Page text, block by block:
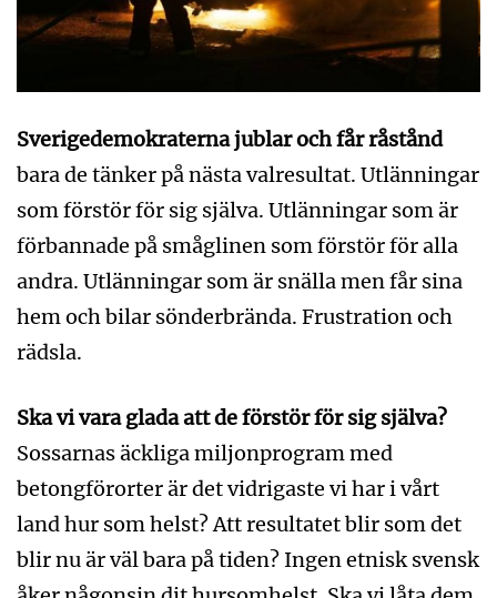
Sverigedemokraterna jublar och får råstånd
bara de tänker på nästa valresultat. Utlänningar
som förstör för sig själva. Utlänningar som är
förbannade på småglinen som förstör för alla
andra. Utlänningar som är snälla men får sina
hem och bilar sönderbrända. Frustration och
rädsla.
Ska vi vara glada att de förstör för sig själva?
Sossarnas äckliga miljonprogram med
betongförorter är det vidrigaste vi har i vårt
land hur som helst? Att resultatet blir som det
blir nu är väl bara på tiden? Ingen etnisk svensk